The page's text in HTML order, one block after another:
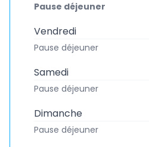
Pause déjeuner
Vendredi
Pause déjeuner
Samedi
Pause déjeuner
Dimanche
Pause déjeuner